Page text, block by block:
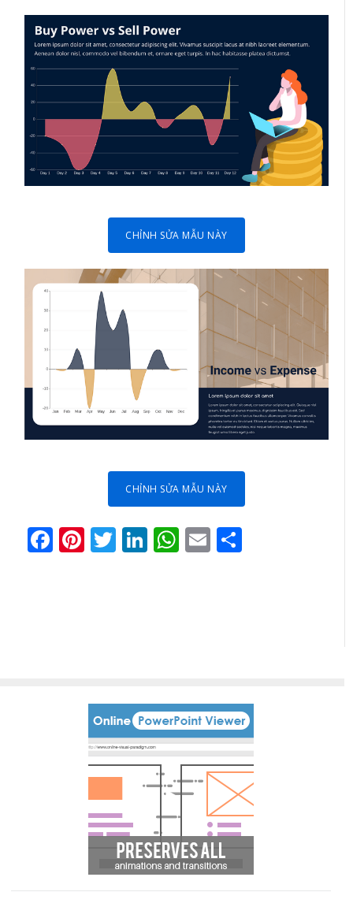
CHỈNH SỬA MẪU NÀY
CHỈNH SỬA MẪU NÀY
Facebook
Pinterest
Twitter
LinkedIn
WhatsApp
Email